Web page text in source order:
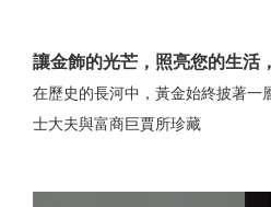
讓金飾的光芒，照亮您的生活
在歷史的長河中，黃金始終披著一
士大夫與富商巨賈所珍藏